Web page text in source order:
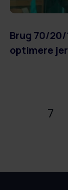
Brug 70/
optimere
7